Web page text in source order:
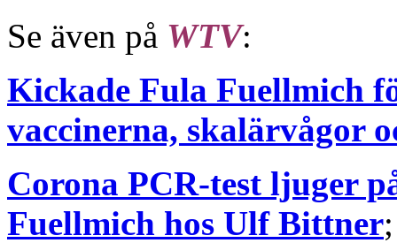
Se även på WTV:
Kickade Fula Fuellmich
vaccinerna, skalärvågor
Corona PCR-test ljuger
Fuellmich hos Ulf Bittner;